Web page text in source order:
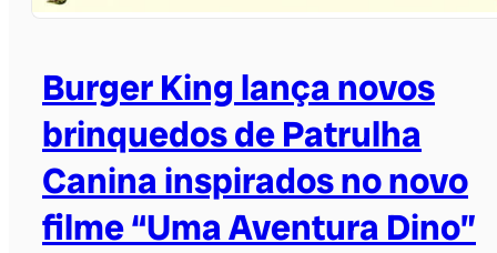
Burger King lança novos
brinquedos de Patrulha
Canina inspirados no novo
filme “Uma Aventura Dino”